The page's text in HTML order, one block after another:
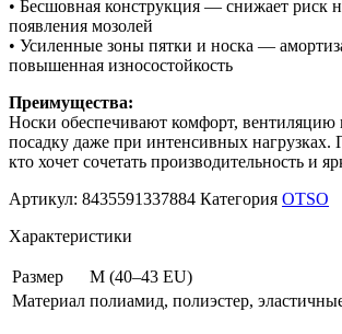
• Бесшовная конструкция — снижает риск
появления мозолей
• Усиленные зоны пятки и носка —
повышенная износостойкость
Преимущества:
Носки обеспечивают комфорт, вентиляцию
посадку даже при интенсивных нагрузках.
кто хочет сочетать производительность и
Артикул: 8435591337884 Категория OTSO
Характеристики
Размер
M (40–43 EU)
Материал полиамид, полиэстер,